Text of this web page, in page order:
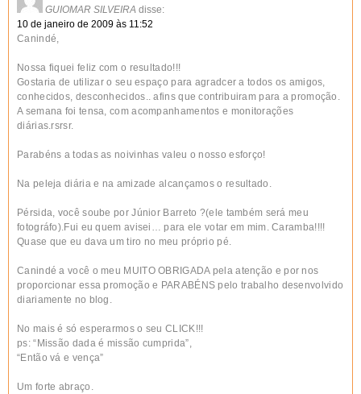
GUIOMAR SILVEIRA disse:
10 de janeiro de 2009 às 11:52
Canindé,
Nossa fiquei feliz com o resultado!!!
Gostaria de utilizar o seu espaço para agradcer a todos os amigos,
conhecidos, desconhecidos.. afins que contribuiram para a promoção.
A semana foi tensa, com acompanhamentos e monitorações
diárias.rsrsr.
Parabéns a todas as noivinhas valeu o nosso esforço!
Na peleja diária e na amizade alcançamos o resultado.
Pérsida, você soube por Júnior Barreto ?(ele também será meu
fotográfo).Fui eu quem avisei… para ele votar em mim. Caramba!!!!
Quase que eu dava um tiro no meu próprio pé.
Canindé a você o meu MUITO OBRIGADA pela atenção e por nos
proporcionar essa promoção e PARABÉNS pelo trabalho desenvolvido
diariamente no blog.
No mais é só esperarmos o seu CLICK!!!
ps: “Missão dada é missão cumprida”,
“Então vá e vença”
Um forte abraço.